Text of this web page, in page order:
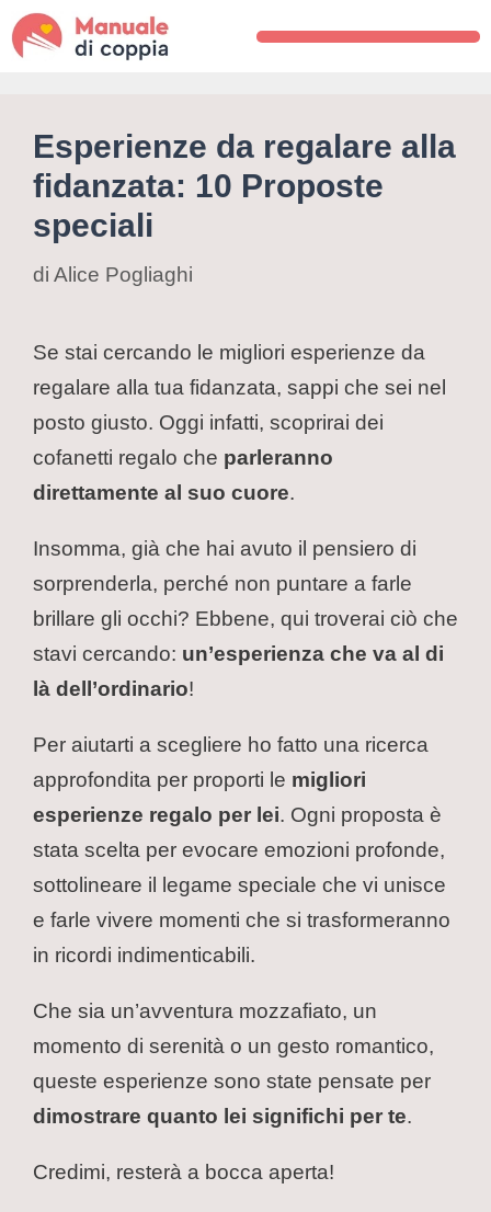
Esperienze da regalare alla
fidanzata: 10 Proposte
speciali
di Alice Pogliaghi
Se stai cercando le migliori esperienze da
regalare alla tua fidanzata, sappi che sei nel
posto giusto. Oggi infatti, scoprirai dei
cofanetti regalo che parleranno
direttamente al suo cuore.
Insomma, già che hai avuto il pensiero di
sorprenderla, perché non puntare a farle
brillare gli occhi? Ebbene, qui troverai ciò che
stavi cercando: un’esperienza che va al di
là dell’ordinario!
Per aiutarti a scegliere ho fatto una ricerca
approfondita per proporti le migliori
esperienze regalo per lei. Ogni proposta è
stata scelta per evocare emozioni profonde,
sottolineare il legame speciale che vi unisce
e farle vivere momenti che si trasformeranno
in ricordi indimenticabili.
Che sia un’avventura mozzafiato, un
momento di serenità o un gesto romantico,
queste esperienze sono state pensate per
dimostrare quanto lei significhi per te.
Credimi, resterà a bocca aperta!